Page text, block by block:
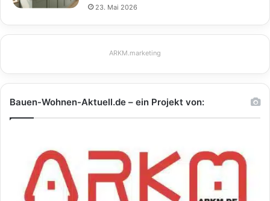
23. Mai 2026
ARKM.marketing
Bauen-Wohnen-Aktuell.de – ein Projekt von: